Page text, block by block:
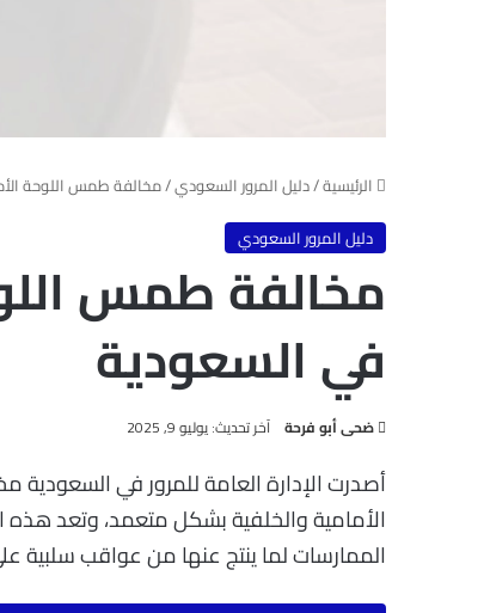
الرئيسية/دليل المرور السعودي/مخالفة طمس اللوحة
دليل المرور السعودي
مخالفة طمس
في السعودية
ضحى أبو فرحة آخر تحديث: يوليو 9, 2025
أصدرت الإدارة العامة للمرور في
الأمامية والخلفية بشكل متعمد، وتعد هذه
الممارسات لما ينتج عنها من عواقب سلبية